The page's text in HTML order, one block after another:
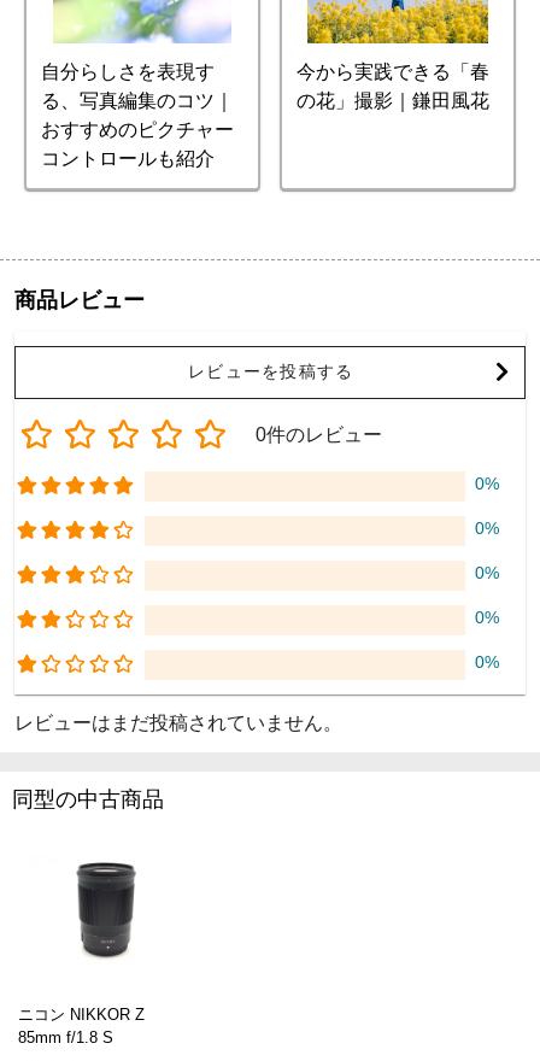
自分らしさを表現す
る、写真編集のコツ｜
おすすめのピクチャー
コントロールも紹介
今から実践できる「春
の花」撮影｜鎌田風花
商品レビュー
レビューを投稿する
0件のレビュー
0%
0%
0%
0%
0%
レビューはまだ投稿されていません。
同型の中古商品
ニコン NIKKOR Z
85mm f/1.8 S